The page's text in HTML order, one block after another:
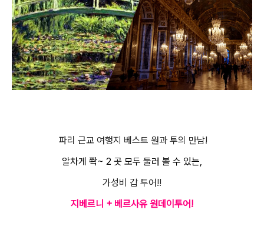
파리 근교 여행지 베스트 원과 투의 만남!
알차게 쫙~ 2 곳 모두 둘러 볼 수 있는,
가성비 갑 투어!!
지베르니 + 베르사유 원데이투어!